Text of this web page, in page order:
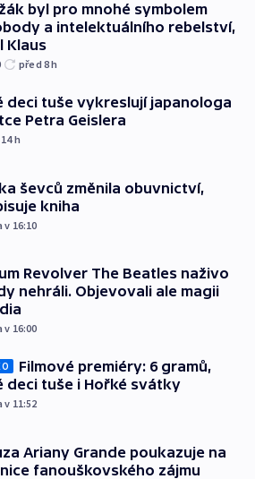
byl pro mnohé symbolem
a intelektuálního rebelství,
Klaus
před 8h
deci tuše vykreslují japanologa
Petra Geislera
h
ševců změnila obuvnictví,
kniha
v 16:10
Revolver The Beatles naživo
nehráli. Objevovali ale magii
v 16:00
Filmové premiéry: 6 gramů,
deci tuše i Hořké svátky
v 11:52
Ariany Grande poukazuje na
fanouškovského zájmu